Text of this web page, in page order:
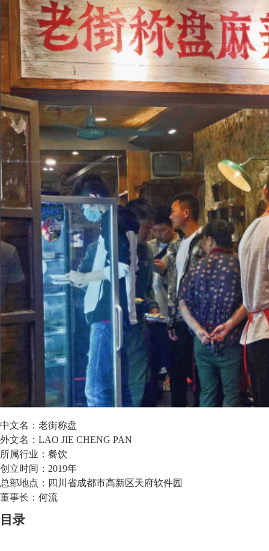
中文名：老街称盘
外文名：LAO JIE CHENG PAN
所属行业：餐饮
创立时间：2019年
总部地点：四川省成都市高新区天府软件园
董事长：何流
目录